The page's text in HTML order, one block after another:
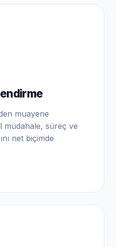
muayene
müdahale, süreç ve
net biçimde